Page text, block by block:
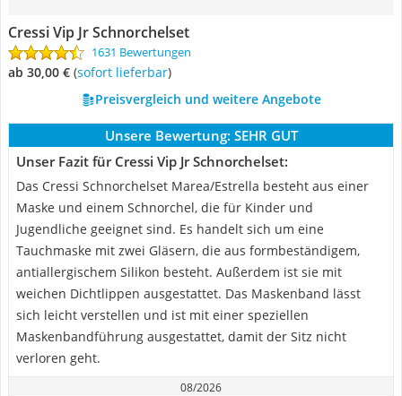
Cressi Vip Jr Schnorchelset
1631 Bewertungen
ab 30,00 € ( Sofort lieferbar)
Preisvergleich und weitere Angebote
Unsere Bewertung: SEHR GUT
Unser Fazit für Cressi Vip Jr Schnorchelset:
Das Cressi Schnorchelset Marea/Estrella besteht aus einer
Maske und einem Schnorchel, die für Kinder und
Jugendliche geeignet sind. Es handelt sich um eine
Tauchmaske mit zwei Gläsern, die aus formbeständigem,
antiallergischem Silikon besteht. Außerdem ist sie mit
weichen Dichtlippen ausgestattet. Das Maskenband lässt
sich leicht verstellen und ist mit einer speziellen
Maskenbandführung ausgestattet, damit der Sitz nicht
verloren geht.
08/2026